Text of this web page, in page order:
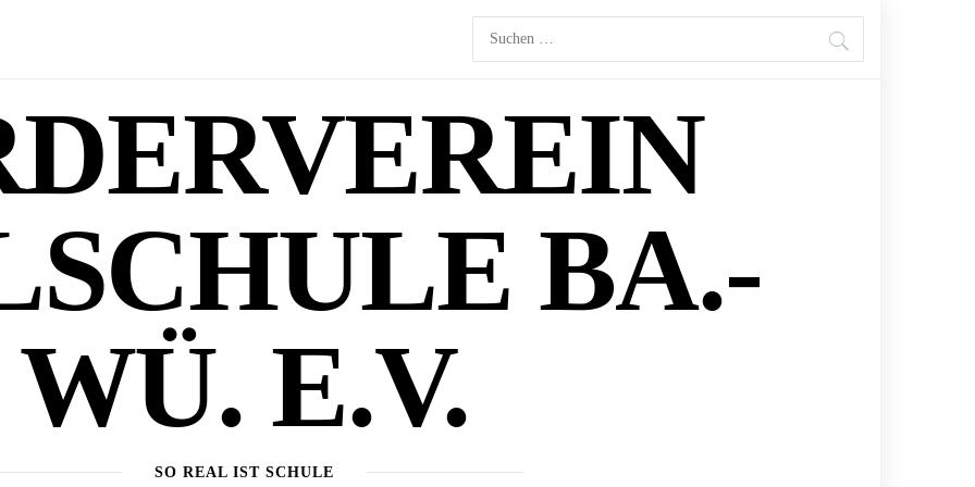
BA.-
WÜ. E.V.
SO REAL IST SCHULE